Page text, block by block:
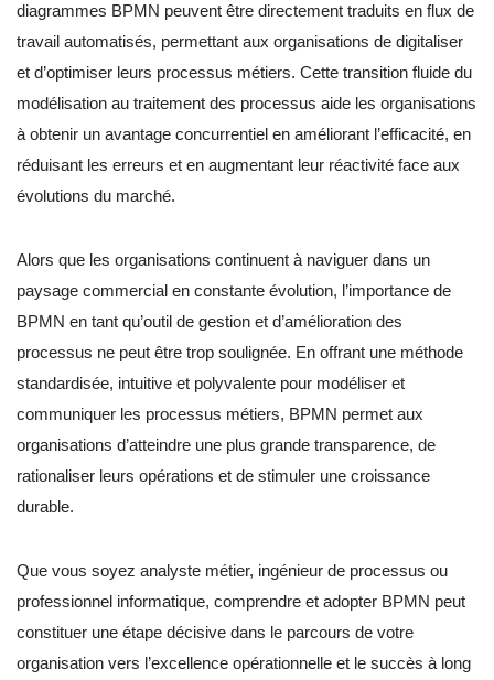
diagrammes BPMN peuvent être directement traduits en flux de
travail automatisés, permettant aux organisations de digitaliser
et d’optimiser leurs processus métiers. Cette transition fluide du
modélisation au traitement des processus aide les organisations
à obtenir un avantage concurrentiel en améliorant l’efficacité, en
réduisant les erreurs et en augmentant leur réactivité face aux
évolutions du marché.
Alors que les organisations continuent à naviguer dans un
paysage commercial en constante évolution, l’importance de
BPMN en tant qu’outil de gestion et d’amélioration des
processus ne peut être trop soulignée. En offrant une méthode
standardisée, intuitive et polyvalente pour modéliser et
communiquer les processus métiers, BPMN permet aux
organisations d’atteindre une plus grande transparence, de
rationaliser leurs opérations et de stimuler une croissance
durable.
Que vous soyez analyste métier, ingénieur de processus ou
professionnel informatique, comprendre et adopter BPMN peut
constituer une étape décisive dans le parcours de votre
organisation vers l’excellence opérationnelle et le succès à long